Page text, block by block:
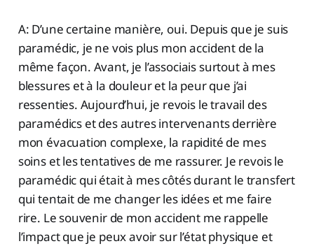
A: D’une certaine manière, oui. Depuis que je suis
paramédic, je ne vois plus mon accident de la
même façon. Avant, je l’associais surtout à mes
blessures et à la douleur et la peur que j’ai
ressenties. Aujourd’hui, je revois le travail des
paramédics et des autres intervenants derrière
mon évacuation complexe, la rapidité de mes
soins et les tentatives de me rassurer. Je revois le
paramédic qui était à mes côtés durant le transfert
qui tentait de me changer les idées et me faire
rire. Le souvenir de mon accident me rappelle
l’impact que je peux avoir sur l’état physique et